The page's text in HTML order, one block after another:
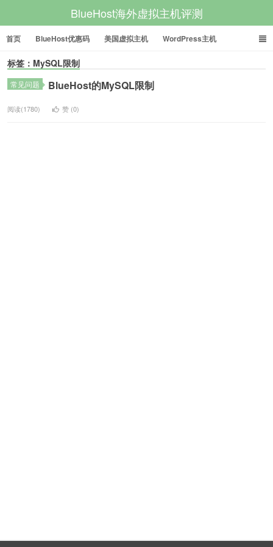
BlueHost海外虚拟主机评测
首页 BlueHost优惠码 美国虚拟主机 WordPress主机
美国VPS 美国服务器
标签：MySQL限制
常见问题 BlueHost的MySQL限制
阅读(1780) 赞 (0)